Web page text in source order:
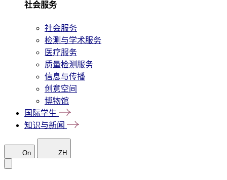
社会服务
社会服务
检测与学术服务
医疗服务
质量检测服务
信息与传播
创意空间
博物馆
国际学生
知识与新闻
On ZH